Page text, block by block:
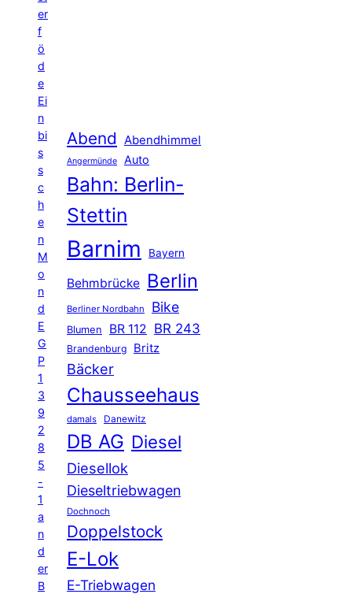
er
f
ö
d
e
Ei
n
bi
s
s
c
h
e
n
M
o
n
d
E
G
P
1
3
9
2
8
5
-
1
a
n
d
er
B
Abend Abendhimmel
Angermünde Auto
Bahn: Berlin-
Stettin
Barnim Bayern
Behmbrücke Berlin
Berliner Nordbahn Bike
Blumen BR 112 BR 243
Brandenburg Britz
Bäcker
Chausseehaus
damals Danewitz
DB AG Diesel
Diesellok
Dieseltriebwagen
Dochnoch
Doppelstock
E-Lok
E-Triebwagen